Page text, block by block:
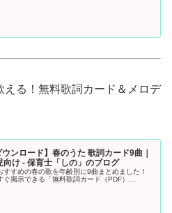
る！無料歌詞カード＆メロデ
ウンロード】春のうた 歌詞カード9曲｜
向け - 保育士「しの」のブログ
すすめの春の歌を年齢別に9曲まとめました！
ぐ掲示できる「無料歌詞カード（PDF）...